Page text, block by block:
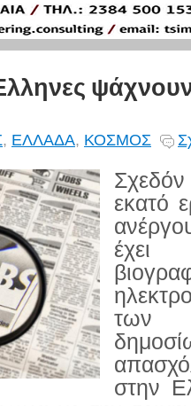
, ΕΛΛΑΔΑ, ΚΟΣΜΟΣ
εκατό
έχει
των
στην